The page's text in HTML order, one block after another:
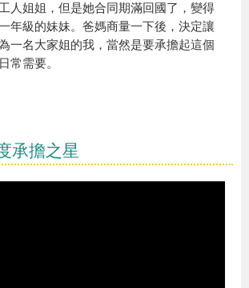
人姐姐，但是她合同期滿回國了，變得
年級的妹妹。爸媽商量一下後，決定讓
一名大家姐的我，當然是要承擔起這個
常需要。
承擔之星